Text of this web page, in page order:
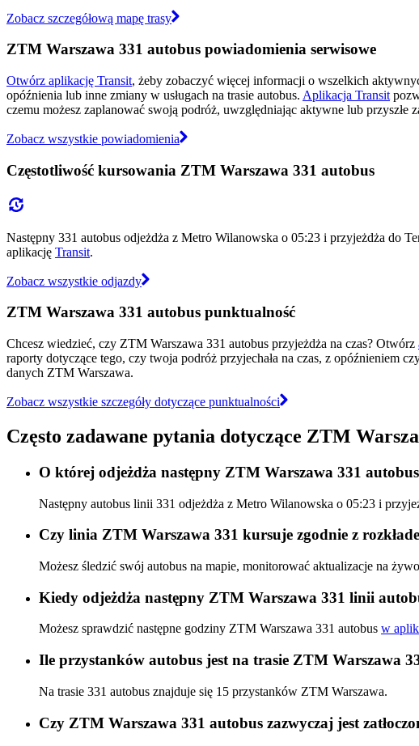
Zobacz szczegółową mapę trasy
ZTM Warszawa 331 autobus powiadomienia serwisowe
Otwórz aplikację Transit, żeby zobaczyć więcej informacji o wszelkich
opóźnienia lub inne zmiany w usługach na trasie autobus. Aplikacja Transit
czemu możesz zaplanować swoją podróż, uwzględniając aktywne lub przyszłe
Zobacz wszystkie powiadomienia
Częstotliwość kursowania ZTM Warszawa 331 autobus
Następny 331 autobus odjeżdża z Metro Wilanowska o 05:23 i przyjeżdża do
aplikację Transit.
Zobacz wszystkie odjazdy
ZTM Warszawa 331 autobus punktualność
Chcesz wiedzieć, czy ZTM Warszawa 331 autobus przyjeżdża na czas? Otwórz
raporty dotyczące tego, czy twoja podróż przyjechała na czas, z opóźnieniem
danych ZTM Warszawa.
Zobacz wszystkie szczegóły dotyczące punktualności
Często zadawane pytania dotyczące ZTM
O której odjeżdża następny ZTM Warszawa 331
Następny autobus linii 331 odjeżdża z Metro Wilanowska o 05:23 i
Czy linia ZTM Warszawa 331 kursuje zgodnie z
Możesz śledzić swój autobus na mapie, monitorować aktualizacje na
Kiedy odjeżdża następny ZTM Warszawa 331 linii
Możesz sprawdzić następne godziny ZTM Warszawa 331 autobus w
Ile przystanków autobus jest na trasie ZTM Warszawa
Na trasie 331 autobus znajduje się 15 przystanków ZTM Warszawa.
Czy ZTM Warszawa 331 autobus zazwyczaj jest